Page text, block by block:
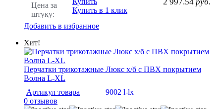
Цена за
штуку:
Купить в 1 клик
Добавить в избранное
Хит!
Перчатки трикотажные Люкс х/б с ПВХ покрытием
Волна L-XL
Артикул товара
9002 l-lx
0 отзывов